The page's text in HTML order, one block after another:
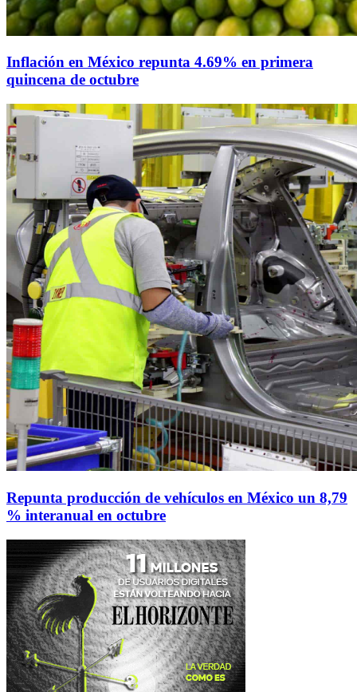
Inflación en México repunta 4.69% en primera
quincena de octubre
Repunta producción de vehículos en México un 8,79
% interanual en octubre